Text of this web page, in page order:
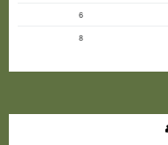
6
8